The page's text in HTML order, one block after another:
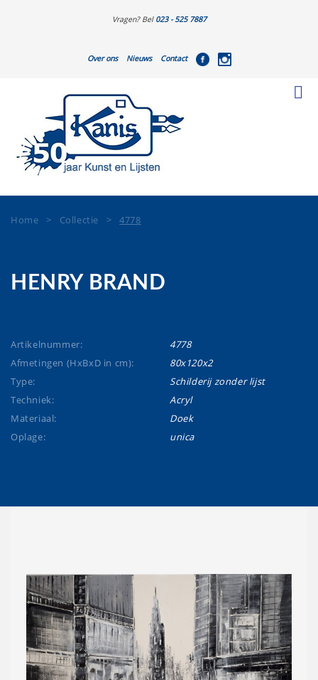
Vragen? Bel 023 - 525 7887
Over ons Nieuws Contact
Home > Collectie >4778
HENRY BRAND
Artikelnummer:
4778
Afmetingen (HxBxD in cm):
80x120x2
Type:
Schilderij zonder lijst
Techniek:
Acryl
Materiaal:
Doek
Oplage:
unica